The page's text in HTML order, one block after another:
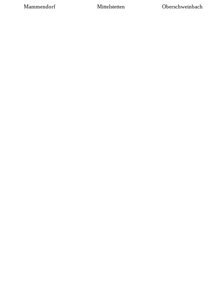
Mammendorf Mittelstetten Oberschweinbach